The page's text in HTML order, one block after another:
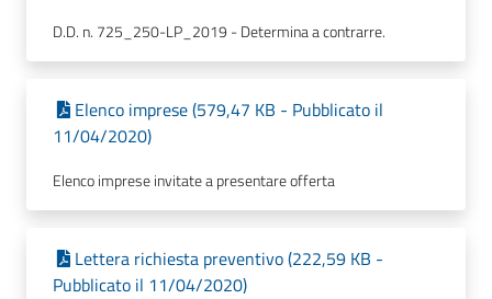
D.D. n. 725_250-LP_2019 - Determina a contrarre.
Elenco imprese (579,47 KB - Pubblicato il
11/04/2020)
Elenco imprese invitate a presentare offerta
Lettera richiesta preventivo (222,59 KB -
Pubblicato il 11/04/2020)